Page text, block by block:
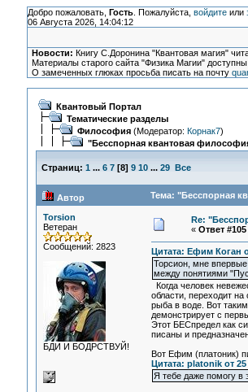
Добро пожаловать, Гость. Пожалуйста, войдитеили
06 Августа 2026, 14:04:12
Новости: Книгу С.Доронина "Квантовая магия"
Материалы старого сайта "Физика Магии"
О замеченных глюках просьба писать на почту
Квантовый Портал
Тематические разделы
Философия(Модератор: Корнак7)
"Бесспорная квантовая
Страниц: 1 ... 6 7[8] 9 10 ... 29 Все
Автор Тема: "Бесспорная
Torsion
Ветеран
Сообщений: 2823
БДИ И БОДРСТВУЙ!
Re:
« Ответ #105
Цитата: Ефим Коган
Торсион, мне впервые
между понятиями
Когда человек
области, переходит
рыба в воде. Вот
демонстрирует с
Этот БЕСпредел как
писаны и
Вот Ефим (платоник)
Цитата: platonik от
Я тебе даже помогу в